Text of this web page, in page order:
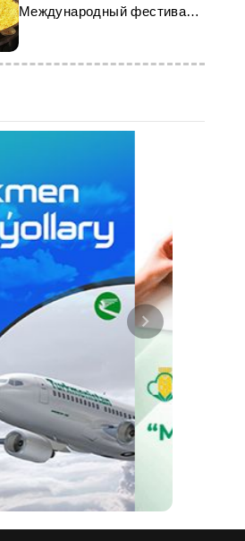
Международный фестиваль
«Самарканд оши»